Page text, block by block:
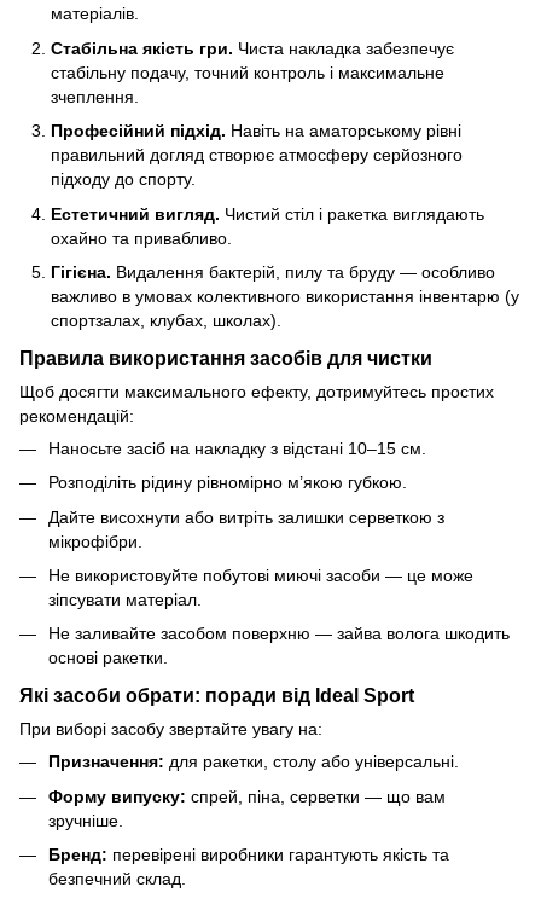
матеріалів.
Стабільна якість гри. Чиста накладка забезпечує
стабільну подачу, точний контроль і максимальне
зчеплення.
Професійний підхід. Навіть на аматорському рівні
правильний догляд створює атмосферу серйозного
підходу до спорту.
Естетичний вигляд. Чистий стіл і ракетка виглядають
охайно та привабливо.
Гігієна. Видалення бактерій, пилу та бруду — особливо
важливо в умовах колективного використання інвентарю (у
спортзалах, клубах, школах).
Правила використання засобів для чистки
Щоб досягти максимального ефекту, дотримуйтесь простих
рекомендацій:
Наносьте засіб на накладку з відстані 10–15 см.
Розподіліть рідину рівномірно м’якою губкою.
Дайте висохнути або витріть залишки серветкою з
мікрофібри.
Не використовуйте побутові миючі засоби — це може
зіпсувати матеріал.
Не заливайте засобом поверхню — зайва волога шкодить
основі ракетки.
Які засоби обрати: поради від Ideal Sport
При виборі засобу звертайте увагу на:
Призначення: для ракетки, столу або універсальні.
Форму випуску: спрей, піна, серветки — що вам
зручніше.
Бренд: перевірені виробники гарантують якість та
безпечний склад.